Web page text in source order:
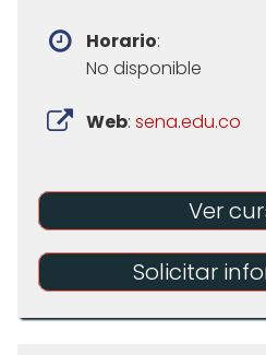
Horario:
No disponible
Web: sena.edu.co
Ver
Solicitar